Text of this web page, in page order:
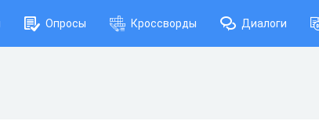
Опросы Кроссворды Диалоги